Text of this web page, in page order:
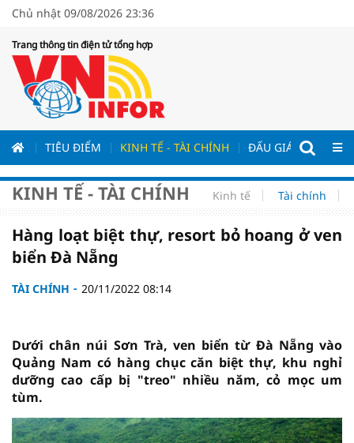
Chủ nhật 09/08/2026 23:36
Trang thông tin điện tử tổng hợp
TIÊU ĐIỂM KINH TẾ - TÀI CHÍNH ĐẤU GIÁ - ĐẤU
KINH TẾ - TÀI CHÍNH Kinh tế Tài chính
Hàng loạt biệt thự, resort bỏ hoang ở ven
biển Đà Nẵng
TÀI CHÍNH 20/11/2022 08:14
Dưới chân núi Sơn Trà, ven biển từ Đà Nẵng vào
Quảng Nam có hàng chục căn biệt thự, khu nghỉ
dưỡng cao cấp bị "treo" nhiều năm, cỏ mọc um
tùm.